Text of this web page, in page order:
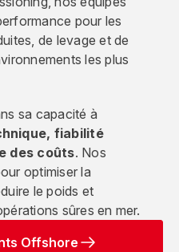
pour les
de levage et de
les plus
sa capacité à
fiabilité
des coûts. Nos
optimiser la
le poids et
sûres en mer.
Offshore